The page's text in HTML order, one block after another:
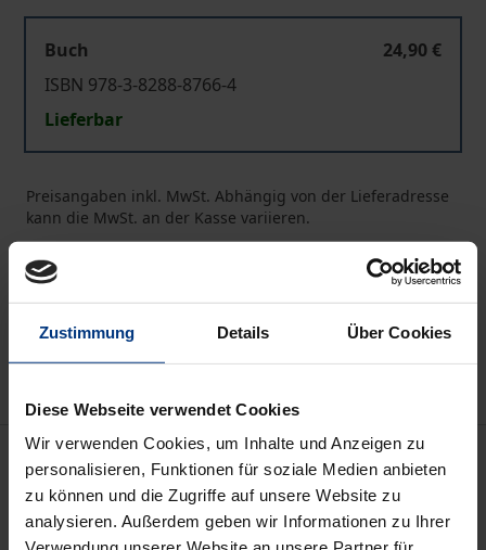
Zustimmung Details Über Cookies
Diese Webseite verwendet Cookies
Wir verwenden Cookies, um Inhalte und Anzeigen zu
personalisieren, Funktionen für soziale Medien anbieten
zu können und die Zugriffe auf unsere Website zu
analysieren. Außerdem geben wir Informationen zu Ihrer
Buch
24,90 €
ISBN 978-3-8288-8766-4
Lieferbar
Preisangaben inkl. MwSt. Abhängig von der Lieferadresse
kann die MwSt. an der Kasse variieren.
Hinweise zu Versandkosten
Beschreibung
Das Thema des Bilderverbots im Islam wird von